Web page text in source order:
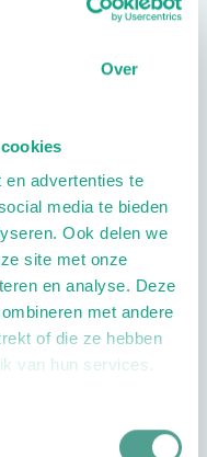
Over
en advertenties te
media te bieden
Ook delen we
site met onze
en analyse. Deze
met andere
of die ze hebben
van hun services.